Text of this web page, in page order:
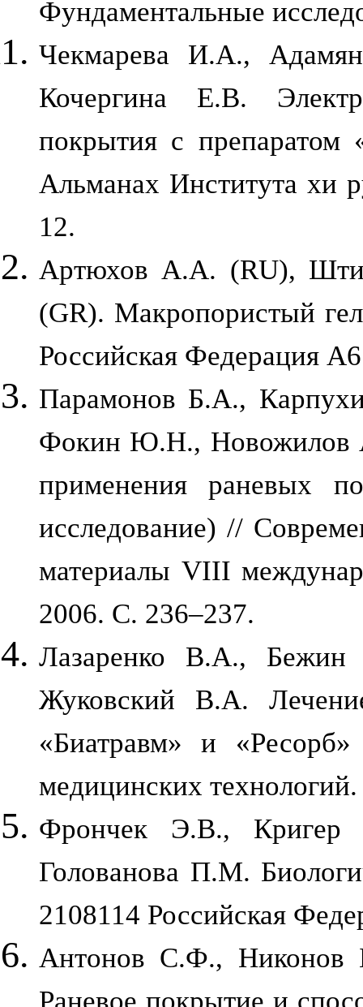
Фундаментальные
Чекмарева И.А.,
Кочергина Е.В.
покрытия с
Альманах Института
12.
Артюхов А.А. (RU),
(GR). Макропористый
Российская Федерация
Парамонов Б.А.,
Фокин Ю.Н., Новожилов
применения раневых
исследование) //
материалы VIII
2006. С. 236–237.
Лазаренко В.А.,
Жуковский В.А.
«Биатравм» и «Ресорб»
медицинских
Фрончек Э.В.,
Голованова П.М.
2108114 Российская
Антонов С.Ф., Никонов